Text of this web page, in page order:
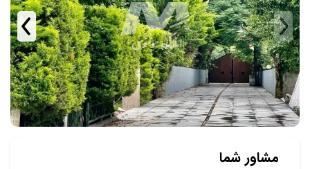
مشاور شما